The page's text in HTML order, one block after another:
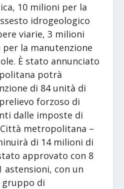
10 milioni per la
idrogeologico
viarie, 3 milioni
per la manutenzione
È stato annunciato
potrà
di 84 unità di
forzoso di
dalle imposte di
metropolitana –
di 14 milioni di
approvato con 8
astensioni, con un
gruppo di